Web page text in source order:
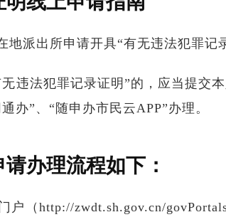
重要材料
地派出所申请开具“有无违法犯罪记
违法犯罪记录证明”的，应当提交
办”、“随申办市民云APP”办理。
办理流程如下：
户（http://zwdt.sh.gov.cn/